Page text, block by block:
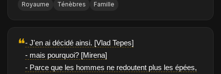
Royaume Ténèbres Famille
❝- J'en ai décidé ainsi. [Vlad Tepes]
- mais pourquoi? [Mirena]
- Parce que les hommes ne redoutent plus les épées,